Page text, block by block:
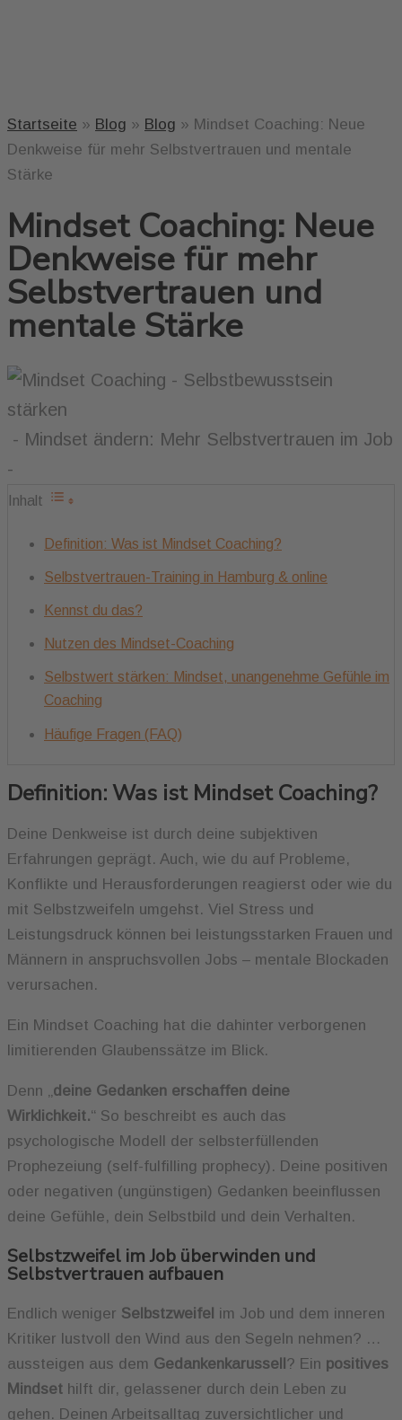
Startseite » Blog » Blog » Mindset Coaching: Neue
Denkweise für mehr Selbstvertrauen und mentale
Stärke
Mindset Coaching: Neue
Denkweise für mehr
Selbstvertrauen und
mentale Stärke
- Mindset ändern: Mehr Selbstvertrauen im Job
-
Inhalt
Definition: Was ist Mindset Coaching?
Selbstvertrauen-Training in Hamburg & online
Kennst du das?
Nutzen des Mindset-Coaching
Selbstwert stärken: Mindset, unangenehme Gefühle im
Coaching
Häufige Fragen (FAQ)
Definition: Was ist Mindset Coaching?
Deine Denkweise ist durch deine subjektiven
Erfahrungen geprägt. Auch, wie du auf Probleme,
Konflikte und Herausforderungen reagierst oder wie du
mit Selbstzweifeln umgehst. Viel Stress und
Leistungsdruck können bei leistungsstarken Frauen und
Männern in anspruchsvollen Jobs – mentale Blockaden
verursachen.
Ein Mindset Coaching hat die dahinter verborgenen
limitierenden Glaubenssätze im Blick.
Denn „deine Gedanken erschaffen deine
Wirklichkeit.“ So beschreibt es auch das
psychologische Modell der selbsterfüllenden
Prophezeiung (self-fulfilling prophecy). Deine positiven
oder negativen (ungünstigen) Gedanken beeinflussen
deine Gefühle, dein Selbstbild und dein Verhalten.
Selbstzweifel im Job überwinden und
Selbstvertrauen aufbauen
Endlich weniger Selbstzweifel im Job und dem inneren
Kritiker lustvoll den Wind aus den Segeln nehmen? …
aussteigen aus dem Gedankenkarussell ? Ein positives
Mindset hilft dir, gelassener durch dein Leben zu
gehen. Deinen Arbeitsalltag zuversichtlicher und